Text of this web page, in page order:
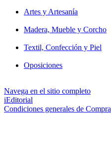
Artes y Artesanía
Madera, Mueble y Corcho
Textil, Confección y Piel
Oposiciones
Navega en el sitio completo
iEditorial
Condiciones generales de Compra